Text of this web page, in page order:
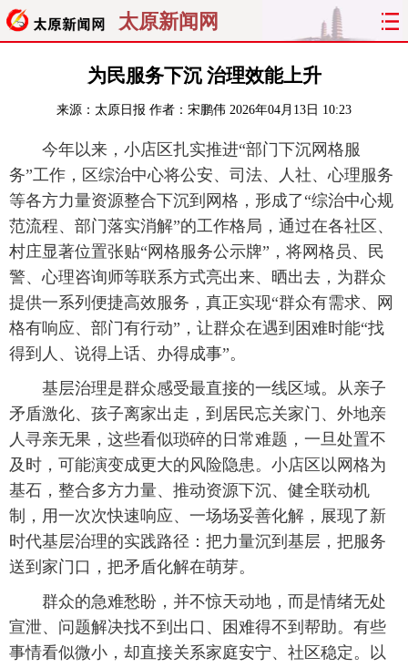
太原新闻网
聚焦 太原
经济 关注 文明 出行
纵横 曝光 综合 专题
旅游 理财 政务 教育
看天下 晋月读 最太原 网罗民生
太原日报 太原晚报 热评 社区
为民服务下沉 治理效能上升
来源： 太原日报 作者：宋鹏伟 2026年04月13日 10:23
今年以来，小店区扎实推进“部门下沉网格服
务”工作，区综治中心将公安、司法、人社、心理服务
等各方力量资源整合下沉到网格，形成了“综治中心规
范流程、部门落实消解”的工作格局，通过在各社区、
村庄显著位置张贴“网格服务公示牌”，将网格员、民
警、心理咨询师等联系方式亮出来、晒出去，为群众
提供一系列便捷高效服务，真正实现“群众有需求、网
格有响应、部门有行动”，让群众在遇到困难时能“找
得到人、说得上话、办得成事”。
基层治理是群众感受最直接的一线区域。从亲子
矛盾激化、孩子离家出走，到居民忘关家门、外地亲
人寻亲无果，这些看似琐碎的日常难题，一旦处置不
及时，可能演变成更大的风险隐患。小店区以网格为
基石，整合多方力量、推动资源下沉、健全联动机
制，用一次次快速响应、一场场妥善化解，展现了新
时代基层治理的实践路径：把力量沉到基层，把服务
送到家门口，把矛盾化解在萌芽。
群众的急难愁盼，并不惊天动地，而是情绪无处
宣泄、问题解决找不到出口、困难得不到帮助。有些
事情看似微小，却直接关系家庭安宁、社区稳定。以